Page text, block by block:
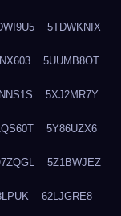
5TDWKNIX
5UUMB8OT
5XJ2MR7Y
5Y86UZX6
5Z1BWJEZ
62LJGRE8